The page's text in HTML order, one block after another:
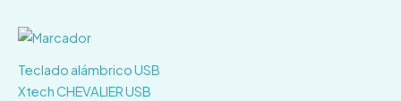
Teclado alámbrico USB
Xtech CHEVALIER USB